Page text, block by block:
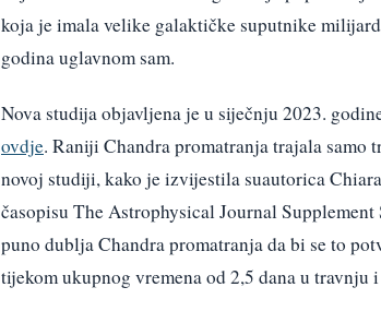
koja je imala velike galaktičke suputnike
godina uglavnom sam.
Nova studija objavljena je u siječnju 2023.
ovdje. Raniji Chandra promatranja trajala samo
novoj studiji, kako je izvijestila suautorica
časopisu The Astrophysical Journal Supplement
puno dublja Chandra promatranja da bi se to
tijekom ukupnog vremena od 2,5 dana u travnju